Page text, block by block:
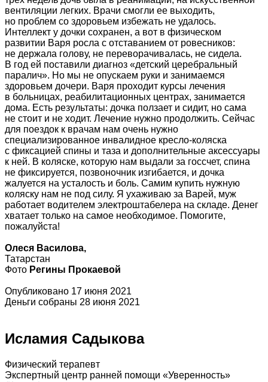
вентиляции легких. Врачи смогли ее выходить,
но проблем со здоровьем избежать не удалось.
Интеллект у дочки сохранен, а вот в физическом
развитии Варя росла с отставанием от ровесников:
не держала голову, не переворачивалась, не сидела.
В год ей поставили диагноз «детский церебральный
паралич». Но мы не опускаем руки и занимаемся
здоровьем дочери. Варя проходит курсы лечения
в больницах, реабилитационных центрах, занимается
дома. Есть результаты: дочка ползает и сидит, но сама
не стоит и не ходит. Лечение нужно продолжить. Сейчас
для поездок к врачам нам очень нужно
специализированное инвалидное кресло-коляска
с фиксацией спины и таза и дополнительные аксессуары
к ней. В коляске, которую нам выдали за госсчет, спина
не фиксируется, позвоночник изгибается, и дочка
жалуется на усталость и боль. Самим купить нужную
коляску нам не под силу. Я ухаживаю за Варей, муж
работает водителем электроштабелера на складе. Денег
хватает только на самое необходимое. Помогите,
пожалуйста!
Олеся Василова,
Татарстан
Фото Регины Прокаевой
Опубликовано 17 июня 2021
Деньги собраны 28 июня 2021
Исламия Садыкова
Физический терапевт
Экспертный центр ранней помощи «Уверенность»